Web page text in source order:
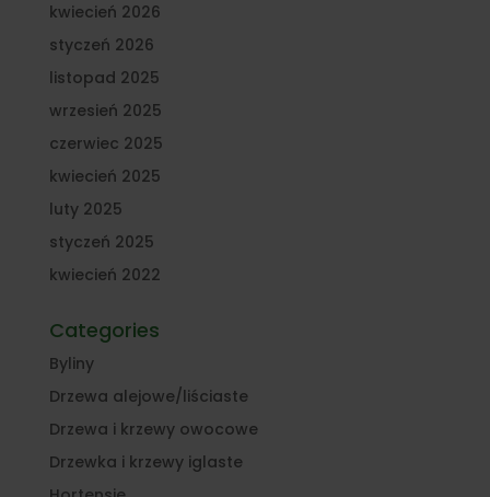
kwiecień 2026
styczeń 2026
listopad 2025
wrzesień 2025
czerwiec 2025
kwiecień 2025
luty 2025
styczeń 2025
kwiecień 2022
Categories
Byliny
Drzewa alejowe/liściaste
Drzewa i krzewy owocowe
Drzewka i krzewy iglaste